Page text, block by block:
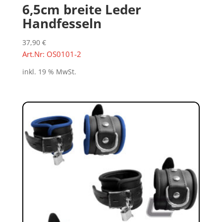
6,5cm breite Leder
Handfesseln
37,90 €
Art.Nr: OS0101-2
inkl. 19 % MwSt.